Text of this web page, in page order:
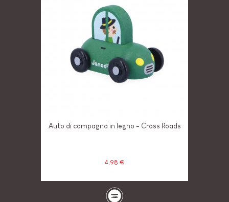
Auto di campagna in legno - Cross Roads
4,98 €